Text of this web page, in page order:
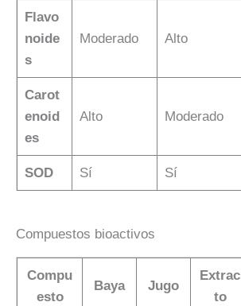
Flavo
noide
s
Moderado Alto
Carot
enoid
es
Alto Moderado
SOD Sí Sí
Compuestos bioactivos
Compu
esto
Baya Jugo
Extrac
to